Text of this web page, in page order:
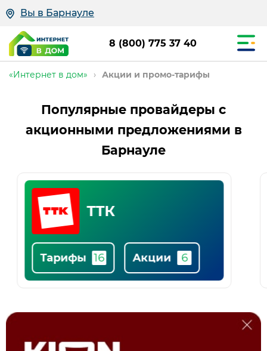
Вы в Барнауле
8 (800) 775 37 40
«Интернет в дом» › Акции и промо-тарифы
тарифы
и
акции
Популярные провайдеры с
акционными предложениями в
Барнауле
Ростелеком
Тарифы Акции